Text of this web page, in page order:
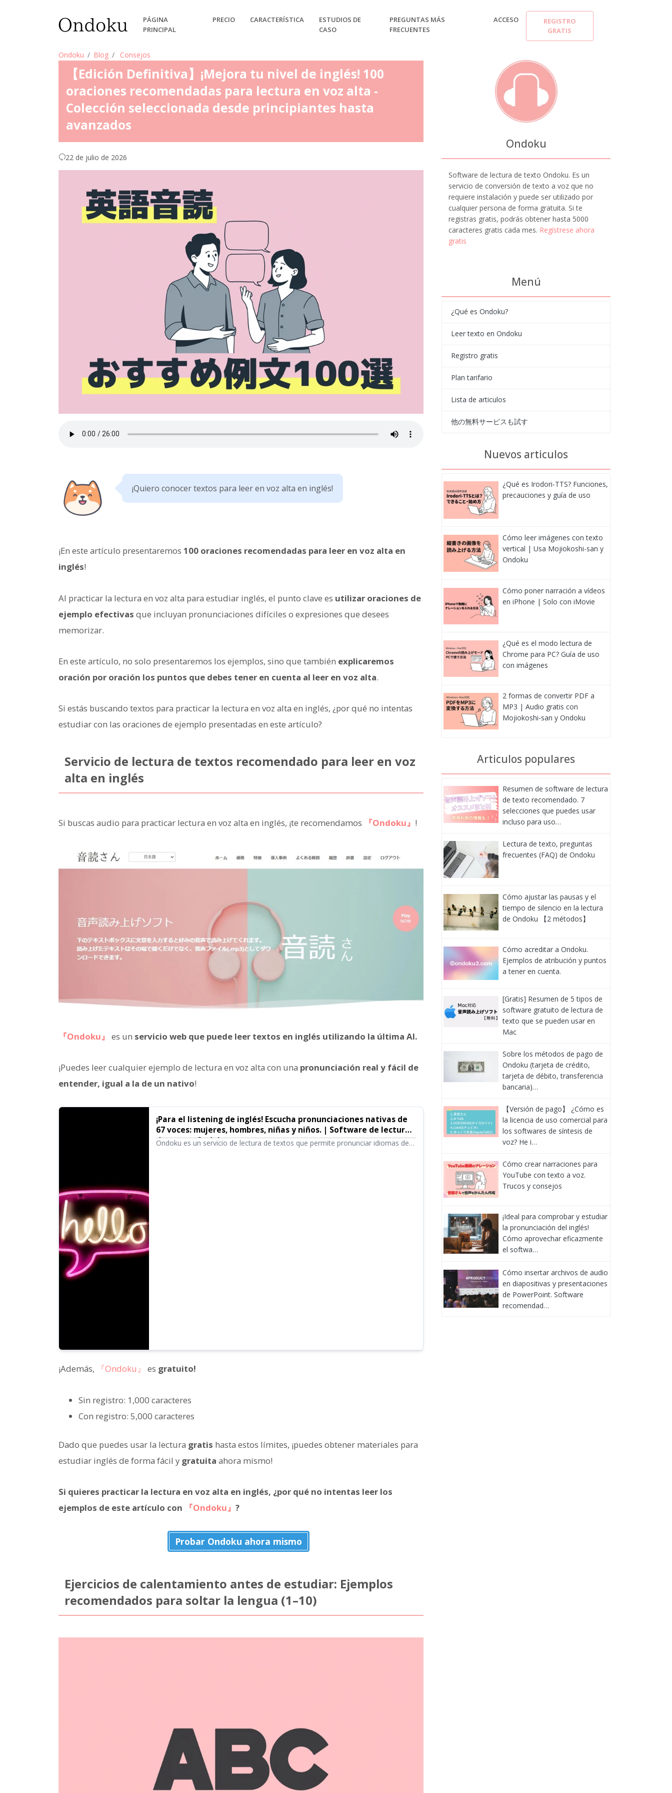
PÁGINA
PRINCIPAL
PRECIO CARACTERÍSTICA
ESTUDIOS DE
CASO
PREGUNTAS MÁS
FRECUENTES
ACCESO
REGISTRO
GRATIS
Ondoku Blog Consejos
【Edición Definitiva】¡Mejora tu nivel de inglés! 100
oraciones recomendadas para lectura en voz alta -
Colección seleccionada desde principiantes hasta
avanzados
22 de julio de 2026
¡Quiero conocer textos para leer en voz alta en inglés!
¡En este artículo presentaremos 100 oraciones recomendadas para leer en voz alta en
inglés!
Al practicar la lectura en voz alta para estudiar inglés, el punto clave es utilizar oraciones de
ejemplo efectivas que incluyan pronunciaciones difíciles o expresiones que desees
memorizar.
En este artículo, no solo presentaremos los ejemplos, sino que también explicaremos
oración por oración los puntos que debes tener en cuenta al leer en voz alta.
Si estás buscando textos para practicar la lectura en voz alta en inglés, ¿por qué no intentas
estudiar con las oraciones de ejemplo presentadas en este artículo?
Servicio de lectura de textos recomendado para leer en voz
alta en inglés
Si buscas audio para practicar lectura en voz alta en inglés, ¡te recomendamos 『Ondoku』 !
『Ondoku』 es un servicio web que puede leer textos en inglés utilizando la última AI.
¡Puedes leer cualquier ejemplo de lectura en voz alta con una pronunciación real y fácil de
entender, igual a la de un nativo!
¡Para el listening de inglés! Escucha pronunciaciones nativas de
67 voces: mujeres, hombres, niñas y niños. | Software de lectura
de textos Ondoku
Ondoku es un servicio de lectura de textos que permite pronunciar idiomas de
¡Además, 『Ondoku』 es gratuito!
Sin registro: 1,000 caracteres
Con registro: 5,000 caracteres
Dado que puedes usar la lectura gratis hasta estos límites, ¡puedes obtener materiales para
estudiar inglés de forma fácil y gratuita ahora mismo!
Si quieres practicar la lectura en voz alta en inglés, ¿por qué no intentas leer los
ejemplos de este artículo con
『Ondoku』 ?
Probar Ondoku ahora mismo
Ejercicios de calentamiento antes de estudiar: Ejemplos
recomendados para soltar la lengua (1–10)
Ondoku
Software de lectura de texto Ondoku. Es un
servicio de conversión de texto a voz que no
requiere instalación y puede ser utilizado por
cualquier persona de forma gratuita. Si te
registras gratis, podrás obtener hasta 5000
caracteres gratis cada mes. Regístrese ahora
gratis
Menú
¿Qué es Ondoku?
Leer texto en Ondoku
Registro gratis
Plan tarifario
Lista de articulos
他の無料サービスも試す
Nuevos articulos
¿Qué es Irodori-TTS? Funciones,
precauciones y guía de uso
Cómo leer imágenes con texto
vertical | Usa Mojiokoshi-san y
Ondoku
Cómo poner narración a vídeos
en iPhone | Solo con iMovie
¿Qué es el modo lectura de
Chrome para PC? Guía de uso
con imágenes
2 formas de convertir PDF a
MP3 | Audio gratis con
Mojiokoshi-san y Ondoku
Articulos populares
Resumen de software de lectura
de texto recomendado. 7
selecciones que puedes usar
incluso para uso…
Lectura de texto, preguntas
frecuentes (FAQ) de Ondoku
Cómo ajustar las pausas y el
tiempo de silencio en la lectura
de Ondoku 【2 métodos】
Cómo acreditar a Ondoku.
Ejemplos de atribución y puntos
a tener en cuenta.
[Gratis] Resumen de 5 tipos de
software gratuito de lectura de
texto que se pueden usar en
Mac
Sobre los métodos de pago de
Ondoku (tarjeta de crédito,
tarjeta de débito, transferencia
bancaria)…
【Versión de pago】 ¿Cómo es
la licencia de uso comercial para
los softwares de síntesis de
voz? He i…
Cómo crear narraciones para
YouTube con texto a voz.
Trucos y consejos
¡Ideal para comprobar y estudiar
la pronunciación del inglés!
Cómo aprovechar eficazmente
el softwa…
Cómo insertar archivos de audio
en diapositivas y presentaciones
de PowerPoint. Software
recomendad…